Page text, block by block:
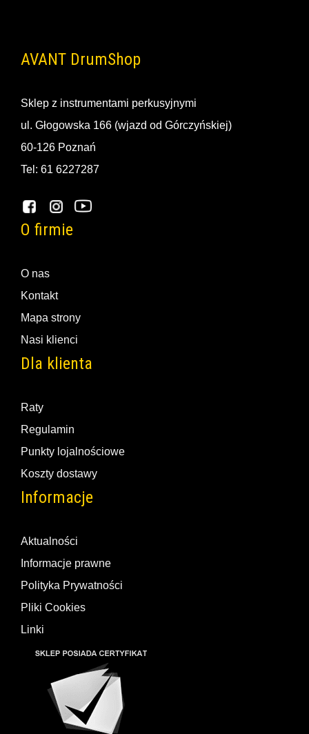
AVANT DrumShop
Sklep z instrumentami perkusyjnymi
ul. Głogowska 166 (wjazd od Górczyńskiej)
60-126 Poznań
Tel: 61 6227287
O firmie
O nas
Kontakt
Mapa strony
Nasi klienci
Dla klienta
Raty
Regulamin
Punkty lojalnościowe
Koszty dostawy
Informacje
Aktualności
Informacje prawne
Polityka Prywatności
Pliki Cookies
Linki